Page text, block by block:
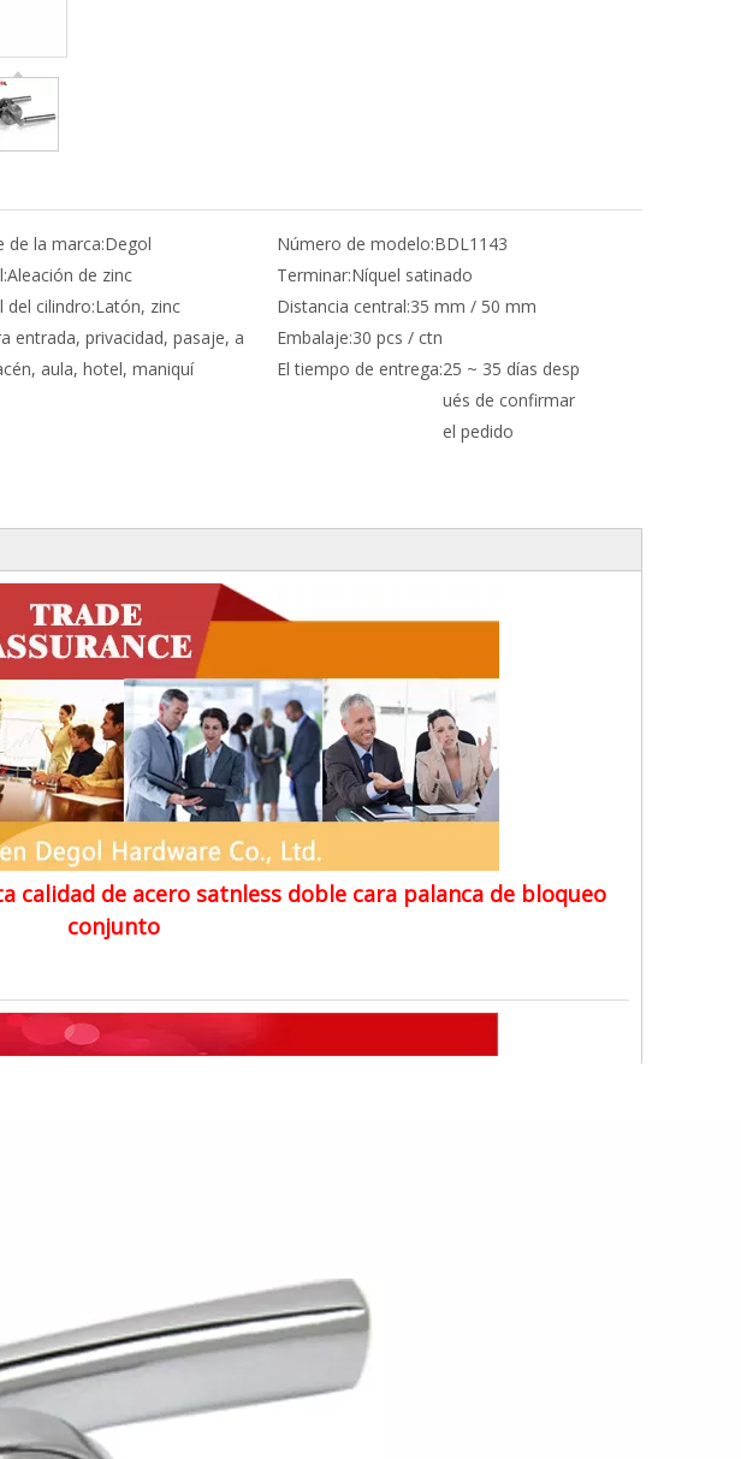
de la marca:Degol Número de modelo:BDL1143
Aleación de zinc Terminar:Níquel satinado
del cilindro:Latón, zinc Distancia central:35 mm / 50 mm
entrada, privacidad, pasaje, a
aula, hotel, maniquí
Embalaje:30 pcs / ctn
El tiempo de entrega:25 ~ 35 días desp
ués de confirmar
el pedido
calidad de acero satnless doble cara palanca de bloqueo
conjunto